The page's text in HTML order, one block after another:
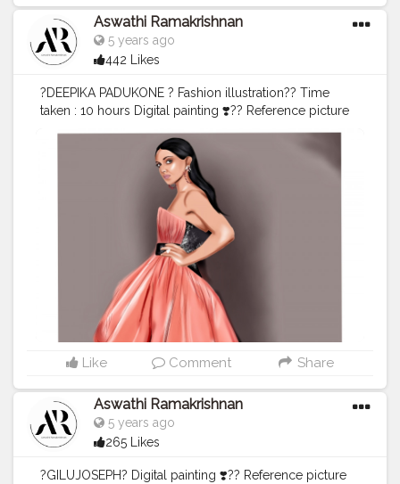
Aswathi Ramakrishnan
5 years ago
442 Likes
?DEEPIKA PADUKONE ? Fashion illustration?? Time
taken : 10 hours Digital painting ❣️?? Reference picture
#deepikapadukone
#digital#digitalart
#artistsoninstagram
#creatorshala
Like Comment Share
Aswathi Ramakrishnan
5 years ago
265 Likes
?GILUJOSEPH? Digital painting ❣️?? Reference picture